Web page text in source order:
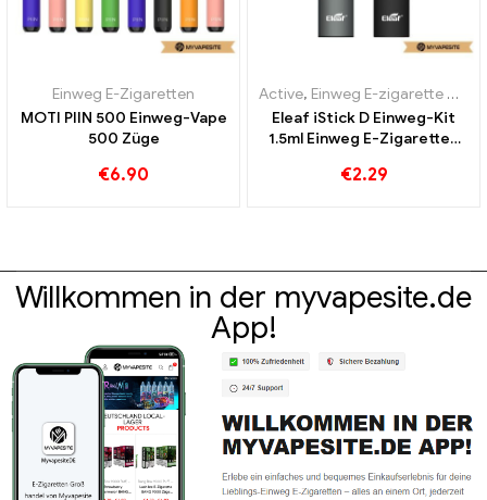
Einweg E-Zigaretten
MOTI PIIN 500 Einweg-Vape
500 Züge
€6.90
Active, Einweg E-zigarette mit Nikotin
Eleaf iStick D Einweg-Kit
1.5ml Einweg E-Zigaretten
€2.29
Willkommen in der myvapesite.de
App!